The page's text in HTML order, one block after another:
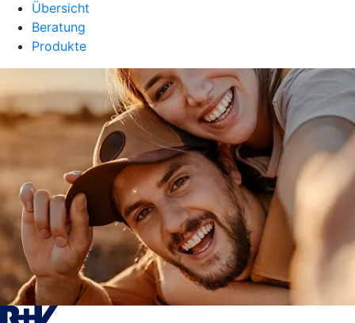
Übersicht
Beratung
Produkte